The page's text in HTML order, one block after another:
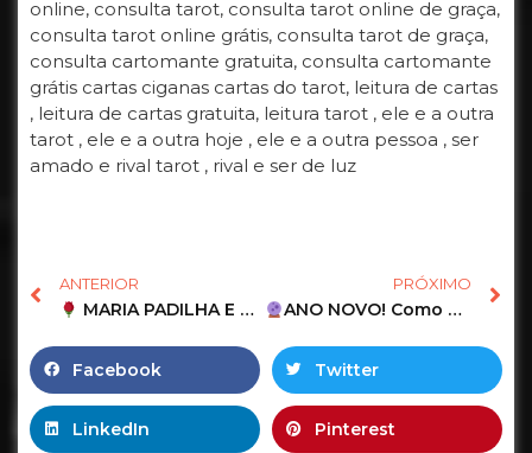
online, consulta tarot, consulta tarot online de graça,
consulta tarot online grátis, consulta tarot de graça,
consulta cartomante gratuita, consulta cartomante
grátis cartas ciganas cartas do tarot, leitura de cartas
, leitura de cartas gratuita, leitura tarot , ele e a outra
tarot , ele e a outra hoje , ele e a outra pessoa , ser
amado e rival tarot , rival e ser de luz
ANTERIOR
MARIA PADILHA E MARIA NAVALHA QUER FALAR COM VOCÊ AGORA | TAROT RESPONDE AMOR
PRÓXIMO
ANO NOVO! Como ele(a) está em relação à você na VÉSPERA de ANO NOVO!
Facebook Twitter
LinkedIn Pinterest